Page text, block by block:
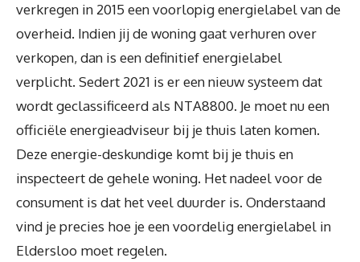
verkregen in 2015 een voorlopig energielabel van de
overheid. Indien jij de woning gaat verhuren over
verkopen, dan is een definitief energielabel
verplicht. Sedert 2021 is er een nieuw systeem dat
wordt geclassificeerd als NTA8800. Je moet nu een
officiële energieadviseur bij je thuis laten komen.
Deze energie-deskundige komt bij je thuis en
inspecteert de gehele woning. Het nadeel voor de
consument is dat het veel duurder is. Onderstaand
vind je precies hoe je een voordelig energielabel in
Eldersloo moet regelen.